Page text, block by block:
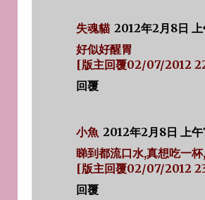
失魂貓 2012年2月8日 上
好似好醒胃
[版主回覆02/07/2012
回覆
小魚 2012年2月8日 上
睇到都流口水,真想吃一
[版主回覆02/07/2012
回覆